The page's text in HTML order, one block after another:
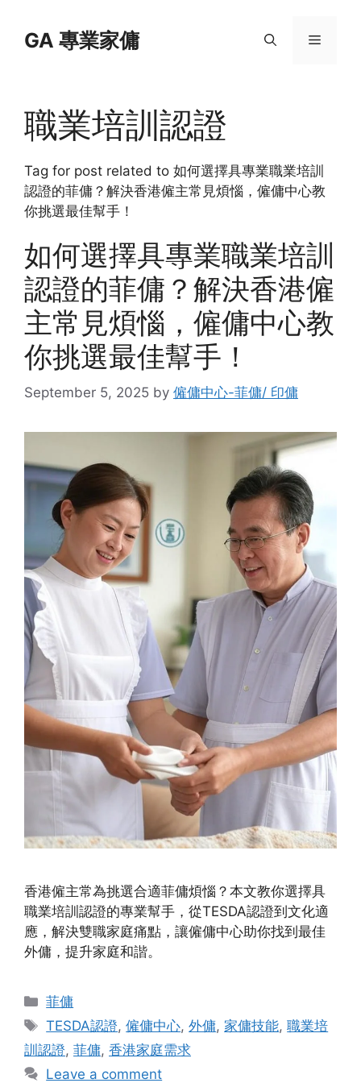
contentGA 專業家傭 Menu
職業培訓認證
Tag for post related to 如何選擇具專業職業培訓
認證的菲傭？解決香港僱主常見煩惱，僱傭中心教
你挑選最佳幫手！
如何選擇具專業職業培訓
認證的菲傭？解決香港僱
主常見煩惱，僱傭中心教
你挑選最佳幫手！
September 5, 2025 by 僱傭中心-菲傭/ 印傭
香港僱主常為挑選合適菲傭煩惱？本文教你選擇具
職業培訓認證的專業幫手，從TESDA認證到文化適
應，解決雙職家庭痛點，讓僱傭中心助你找到最佳
外傭，提升家庭和諧。
Categories
菲傭
Tags
TESDA認證,僱傭中心,外傭, 家傭技能,職業培
訓認證, 菲傭, 香港家庭需求
Leave a comment